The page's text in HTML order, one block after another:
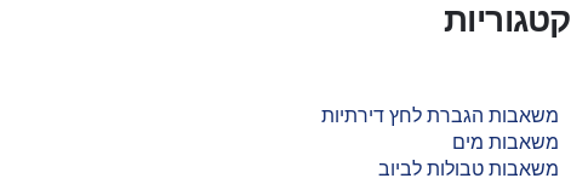
קטגוריות
משאבות הגברת לחץ דירתיות
משאבות מים
משאבות טבולות לביוב